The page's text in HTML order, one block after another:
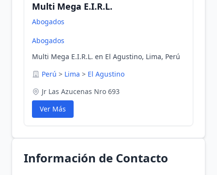
Multi Mega E.I.R.L.
Abogados
Abogados
Multi Mega E.I.R.L. en El Agustino, Lima, Perú
Perú > Lima > El Agustino
Jr Las Azucenas Nro 693
Ver Más
Información de Contacto